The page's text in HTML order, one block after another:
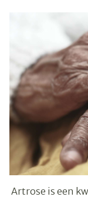
Artrose is een